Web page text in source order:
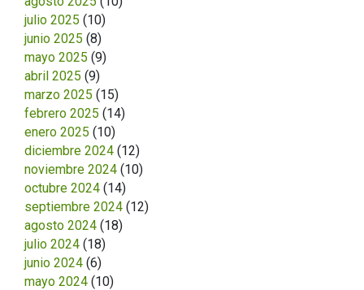
julio 2025 (10)
junio 2025 (8)
mayo 2025 (9)
abril 2025 (9)
marzo 2025 (15)
febrero 2025 (14)
enero 2025 (10)
diciembre 2024 (12)
noviembre 2024 (10)
octubre 2024 (14)
septiembre 2024 (12)
agosto 2024 (18)
julio 2024 (18)
junio 2024 (6)
mayo 2024 (10)